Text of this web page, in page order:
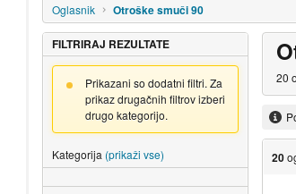
Oglasnik Otroške smuči 90
20
20
FILTRIRAJ REZULTATE
Prikazani so dodatni filtri. Za
prikaz drugačnih filtrov izberi
drugo kategorijo.
Kategorija (prikaži vse)